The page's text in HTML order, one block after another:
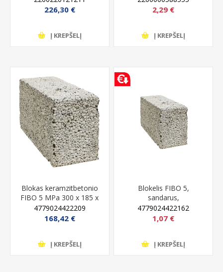
226,30 €
Į KREPŠELĮ
2,29 €
Į KREPŠELĮ
Blokas keramzitbetonio
FIBO 5 MPa 300 x 185 x
490 mm
4779024422209
168,42 €
Į KREPŠELĮ
Blokelis FIBO 5,
sandarus,
keramzitbetonio, 5 MPa,
100x185x490 mm
4779024422162
1,07 €
Į KREPŠELĮ